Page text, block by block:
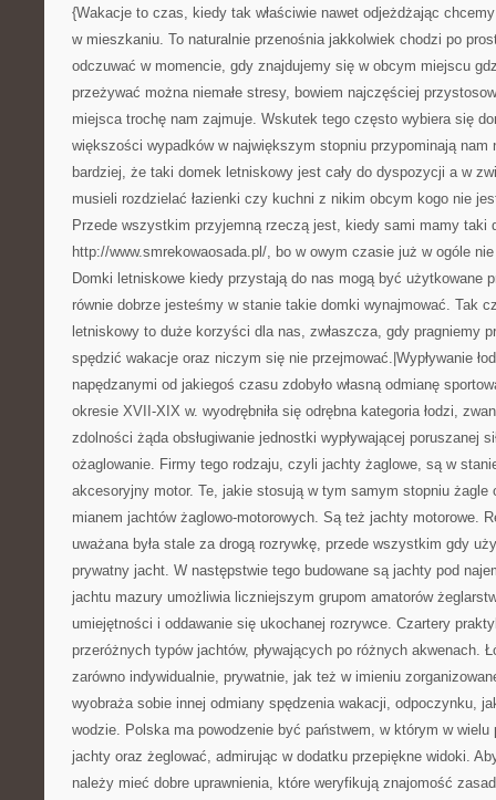
{Wakacje to czas, kiedy tak właściwie nawet odjeżdżając
w mieszkaniu. To naturalnie przenośnia jakkolwiek chodzi po
odczuwać w momencie, gdy znajdujemy się w obcym miejscu
przeżywać można niemałe stresy, bowiem najczęściej
miejsca trochę nam zajmuje. Wskutek tego często wybiera się
większości wypadków w największym stopniu przypominają nam
bardziej, że taki domek letniskowy jest cały do dyspozycji a w
musieli rozdzielać łazienki czy kuchni z nikim obcym kogo nie
Przede wszystkim przyjemną rzeczą jest, kiedy sami mamy taki
http://www.smrekowaosada.pl/, bo w owym czasie już w ogóle
Domki letniskowe kiedy przystają do nas mogą być użytkowane
równie dobrze jesteśmy w stanie takie domki wynajmować. Tak
letniskowy to duże korzyści dla nas, zwłaszcza, gdy pragniemy
spędzić wakacje oraz niczym się nie przejmować.|Wypływanie
napędzanymi od jakiegoś czasu zdobyło własną odmianę
okresie XVII-XIX w. wyodrębniła się odrębna kategoria łodzi,
zdolności żąda obsługiwanie jednostki wypływającej poruszanej
ożaglowanie. Firmy tego rodzaju, czyli jachty żaglowe, są w
akcesoryjny motor. Te, jakie stosują w tym samym stopniu żagle
mianem jachtów żaglowo-motorowych. Są też jachty motorowe.
uważana była stale za drogą rozrywkę, przede wszystkim gdy
prywatny jacht. W następstwie tego budowane są jachty pod
jachtu mazury umożliwia liczniejszym grupom amatorów
umiejętności i oddawanie się ukochanej rozrywce. Czartery
przeróżnych typów jachtów, pływających po różnych akwenach.
zarówno indywidualnie, prywatnie, jak też w imieniu
wyobraża sobie innej odmiany spędzenia wakacji, odpoczynku,
wodzie. Polska ma powodzenie być państwem, w którym w
jachty oraz żeglować, admirując w dodatku przepiękne widoki.
należy mieć dobre uprawnienia, które weryfikują znajomość